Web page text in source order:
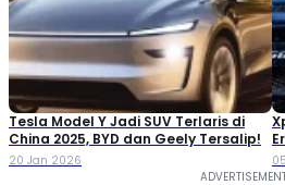
Tesla Model Y Jadi SUV Terlaris di
China 2025, BYD dan Geely Tersalip!
20 Jan 2026